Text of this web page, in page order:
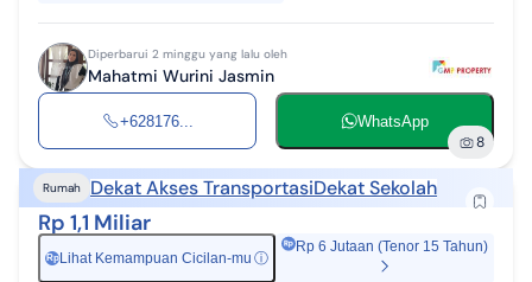
Diperbarui 2 minggu yang lalu oleh
Mahatmi Wurini Jasmin
+628176... WhatsApp
8
Rumah Dekat Akses TransportasiDekat Sekolah
Rp 1,1 Miliar
Rp Lihat Kemampuan Cicilan-mu ⓘ
Rp 6 Jutaan (Tenor 15 Tahun)